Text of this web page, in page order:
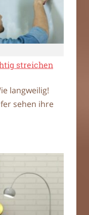
streichen
langweilig!
sehen ihre